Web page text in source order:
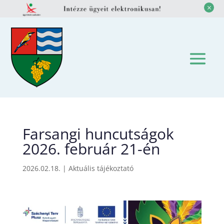
M
Farsangi huncutságok
2026. február 21-én
2026.02.18. | Aktuális tájékoztató